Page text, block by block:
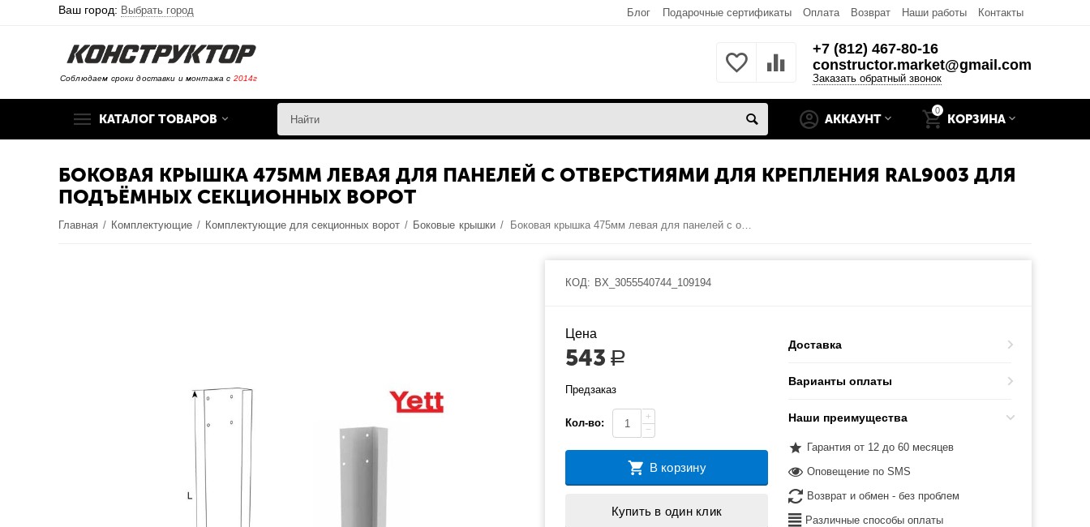
Ваш город: Выбрать город Блог Подарочные сертификаты Оплата Возврат Наши работы Контакты
Соблюдаем сроки доставки и монтажа с 2014г
+7 (812) 467-80-16
constructor.market@gmail.com
Заказать обратный звонок
КАТАЛОГ ТОВАРОВ
0
КОРЗИНА
АККАУНТ
БОКОВАЯ КРЫШКА 475ММ ЛЕВАЯ ДЛЯ ПАНЕЛЕЙ С ОТВЕРСТИЯМИ ДЛЯ КРЕПЛЕНИЯ RAL9003 ДЛЯ
ПОДЪЁМНЫХ СЕКЦИОННЫХ ВОРОТ
Главная / Комплектующие / Комплектующие для секционных ворот / Боковые крышки / Боковая крышка 475мм левая для панелей с отверстиями для крепления RAL9003 для подъёмных секционных ворот
КОД: BX_3055540744_109194
Цена
543 Р
Предзаказ
Кол-во:
+
−
В корзину
Купить в один клик
Доставка
Варианты оплаты
Наши преимущества
Гарантия от 12 до 60 месяцев
Оповещение по SMS
Возврат и обмен - без проблем
Различные способы оплаты